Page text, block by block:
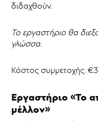
διδαχθούν.
Το εργαστήριο θα
γλώσσα.
Κόστος συμμετοχής:
Εργαστήριο «Το
μέλλον»